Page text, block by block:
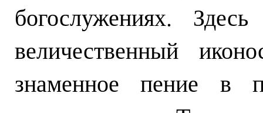
богослужениях.
величественный
знаменное пение в